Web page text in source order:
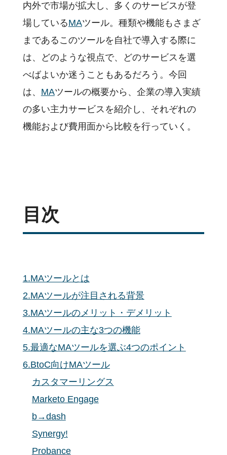
内外で市場が拡大し、多くのサービスが登
場しているMAツール。種類や機能もさまざ
まであるこのツールを自社で導入する際に
は、どのような視点で、どのサービスを選
べばよいか迷うこともあるだろう。今回
は、 MAツールの概要から、企業の導入実績
の多い主力サービスを紹介し、それぞれの
機能および費用面から比較を行っていく。
目次
1.MAツールとは
2.MAツールが注目される背景
3.MAツールのメリット・デメリット
4.MAツールの主な3つの機能
5.最適なMAツールを選ぶ4つのポイント
6.BtoC向けMAツール
カスタマーリングス
Marketo Engage
b→dash
Synergy!
Probance